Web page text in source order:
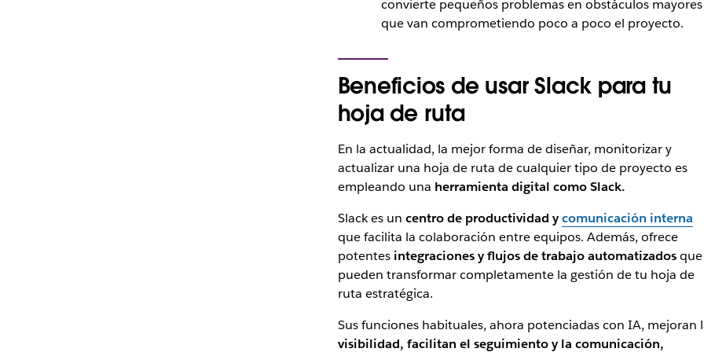
convierte pequeños problemas en obstáculos mayores
que van comprometiendo poco a poco el proyecto.
Beneficios de usar Slack para tu
hoja de ruta
En la actualidad, la mejor forma de diseñar, monitorizar y
actualizar una hoja de ruta de cualquier tipo de proyecto es
empleando una herramienta digital como Slack.
Slack es un centro de productividad ycomunicación interna
que facilita la colaboración entre equipos. Además, ofrece
potentesintegraciones y flujos de trabajo automatizadosque
pueden transformar completamente la gestión de tu hoja de
ruta estratégica.
Sus funciones habituales, ahora potenciadas con IA, mejoran
visibilidad, facilitan el seguimiento y la comunicación,